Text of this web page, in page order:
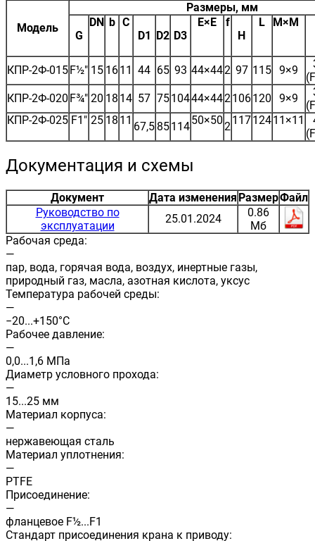
Модель
Размеры, мм
G
DN b C
D1
D2 D3
E×E
f
H
L M×M
КПР-2Ф-015 F½" 15 1611 44 65 93 44×442 97 115 9×9
КПР-2Ф-020 F¾" 20 18 14 57 7510444×442106120 9×9
КПР-2Ф-025 F1" 25 18 11 67,5 8511450×50211712411×11
Документация и схемы
Документ Дата изменения РазмерФайл
Руководство по
эксплуатации
25.01.2024
0.86
Мб
Рабочая среда:
—
пар, вода, горячая вода, воздух, инертные газы,
природный газ, масла, азотная кислота, уксус
Температура рабочей среды:
—
−20...+150°С
Рабочее давление:
—
0,0...1,6 МПа
Диаметр условного прохода:
—
15...25 мм
Материал корпуса:
—
нержавеющая сталь
Материал уплотнения:
—
PTFE
Присоединение:
—
фланцевое F½...F1
Стандарт присоединения крана к приводу: